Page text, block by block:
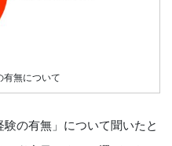
無について
験の有無」について聞いたと